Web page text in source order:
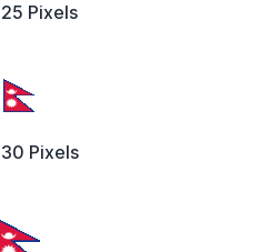
Pixels
Pixels